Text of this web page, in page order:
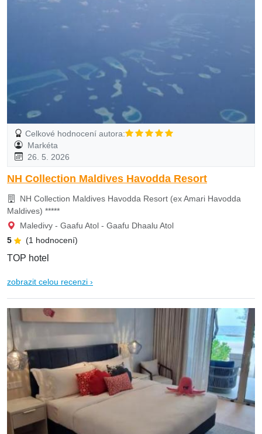
Celkové hodnocení autora:
Markéta
26. 5. 2026
NH Collection Maldives Havodda Resort
NH Collection Maldives Havodda Resort (ex Amari Havodda
Maldives) *****
Maledivy - Gaafu Atol - Gaafu Dhaalu Atol
5
(1 hodnocení)
TOP hotel
zobrazit celou recenzi ›